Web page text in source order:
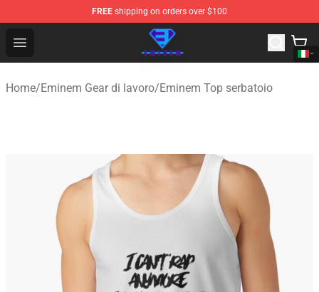
FREE shipping on orders over $100
Open menu
Eminem Store - Official Eminem Merchandise Shop
Home/Eminem Gear di lavoro/Eminem Top serbatoio